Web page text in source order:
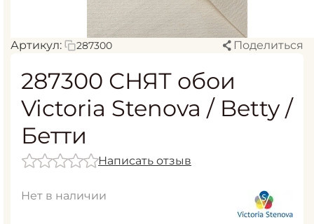
Артикул: 287300 Поделиться
287300 СНЯТ обои
Victoria Stenova / Betty /
Бетти
Написать отзыв
Нет в наличии